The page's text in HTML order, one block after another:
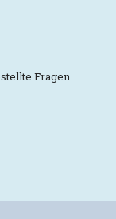
Fragen.